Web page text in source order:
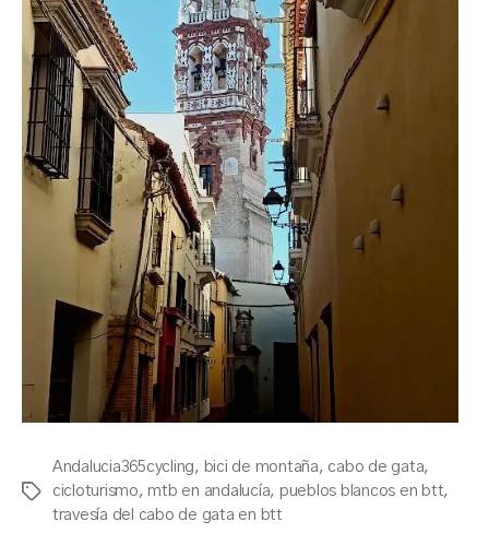
Etiquetas
Andalucia365cycling, bici de montaña, cabo de gata,
cicloturismo, mtb en andalucía, pueblos blancos en btt,
travesía del cabo de gata en btt